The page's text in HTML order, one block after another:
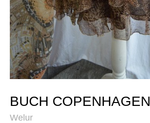
BUCH COPENHAGEN
Welur